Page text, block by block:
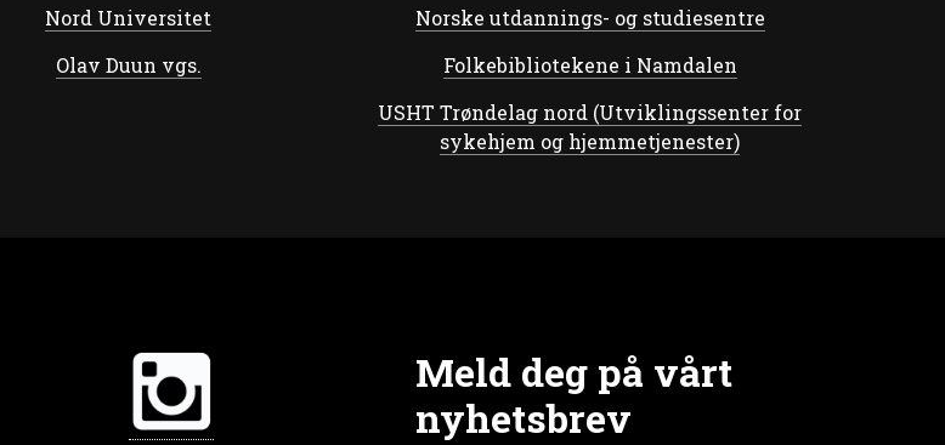
Nord Universitet
Olav Duun vgs.
Norske utdannings- og studiesentre
Folkebibliotekene i Namdalen
USHT Trøndelag nord (Utviklingssenter for
sykehjem og hjemmetjenester)
Meld deg på vårt
nyhetsbrev